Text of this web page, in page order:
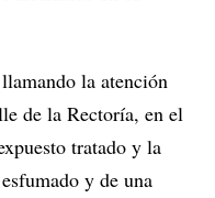
la atención
de la Rectoría, en el
tratado y la
y de una